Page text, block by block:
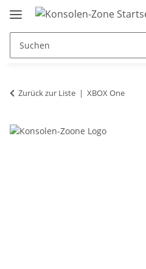
Zurück zur Liste XBOX One